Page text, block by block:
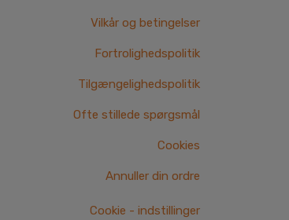
e
b
o
Vilkår og betingelser
Fortrolighedspolitik
Tilgængelighedspolitik
Ofte stillede spørgsmål
Cookies
Annuller din ordre
Cookie - indstillinger